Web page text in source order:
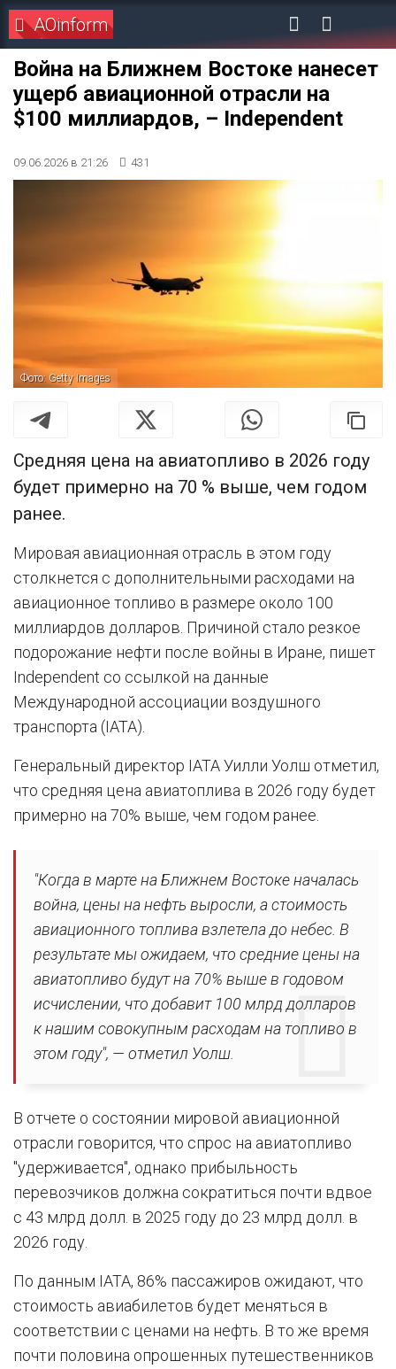
AOinform
Война на Ближнем Востоке нанесет
ущерб авиационной отрасли на
$100 миллиардов, – Independent
09.06.2026 в 21:26 431
Фото: Getty Images
Средняя цена на авиатопливо в 2026 году
будет примерно на 70 % выше, чем годом
ранее.
Мировая авиационная отрасль в этом году
столкнется с дополнительными расходами на
авиационное топливо в размере около 100
миллиардов долларов. Причиной стало резкое
подорожание нефти после войны в Иране, пишет
Independent со ссылкой на данные
Международной ассоциации воздушного
транспорта (IATA).
Генеральный директор IATA Уилли Уолш отметил,
что средняя цена авиатоплива в 2026 году будет
примерно на 70% выше, чем годом ранее.
"Когда в марте на Ближнем Востоке началась
война, цены на нефть выросли, а стоимость
авиационного топлива взлетела до небес. В
результате мы ожидаем, что средние цены на
авиатопливо будут на 70% выше в годовом
исчислении, что добавит 100 млрд долларов
к нашим совокупным расходам на топливо в
этом году", — отметил Уолш.
В отчете о состоянии мировой авиационной
отрасли говорится, что спрос на авиатопливо
"удерживается", однако прибыльность
перевозчиков должна сократиться почти вдвое
с 43 млрд долл. в 2025 году до 23 млрд долл. в
2026 году.
По данным IATA, 86% пассажиров ожидают, что
стоимость авиабилетов будет меняться в
соответствии с ценами на нефть. В то же время
почти половина опрошенных путешественников